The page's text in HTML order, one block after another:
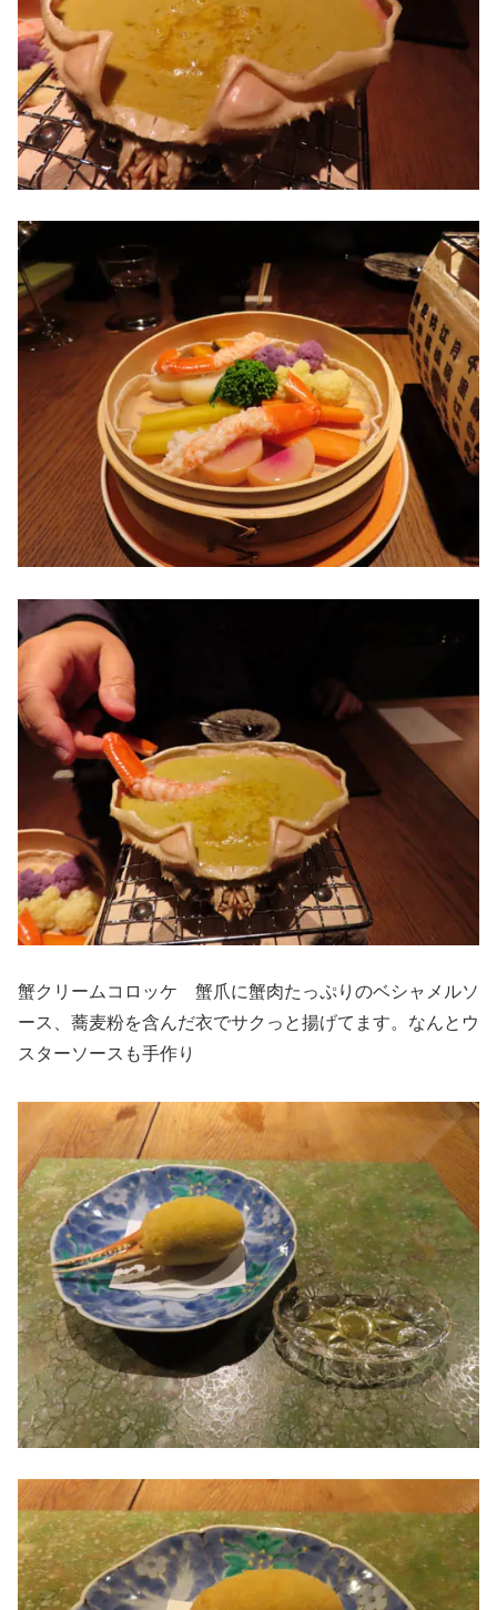
蟹クリームコロッケ 蟹爪に蟹肉たっぷりのベシャメルソ
ース、蕎麦粉を含んだ衣でサクっと揚げてます。なんとウ
スターソースも手作り